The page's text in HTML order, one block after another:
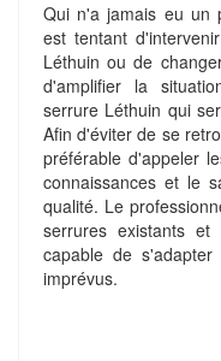
Qui n'a jamais eu un
est tentant
Léthuin ou de
d'amplifier la
serrure Léthuin qui
Afin d'éviter de se
préférable d'appeler
connaissances et le
qualité. Le
serrures existants
capable de
imprévus.